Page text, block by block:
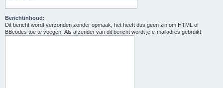
Berichtinhoud:
Dit bericht wordt verzonden zonder opmaak, het heeft dus geen zin om HTML of
BBcodes toe te voegen. Als afzender van dit bericht wordt je e-mailadres gebruikt.